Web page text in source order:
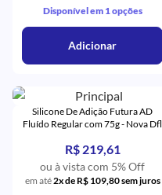
Disponível em 1 opções
Adicionar
Silicone De Adição Futura AD
Fluído Regular com 75g - Nova Dfl
R$ 219,61
ou à vista com 5% Off
em até2x de R$ 109,80 sem juros